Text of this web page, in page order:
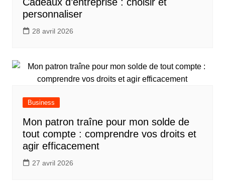
personnaliser
28 avril 2026
Business
Mon patron traîne pour mon solde de
tout compte : comprendre vos droits et
agir efficacement
27 avril 2026